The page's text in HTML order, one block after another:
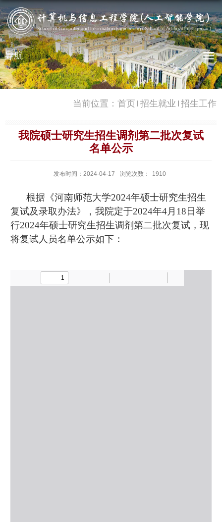
导航
当前位置： 首页 招生就业 招生工作
我院硕士研究生招生调剂第二批次复试
名单公示
发布时间：2024-04-17 浏览次数： 1910
根据《河南师范大学2024年硕士研究生招生
复试及录取办法》，我院定于2024年4月 18 日举
行2024年硕士研究生招生调剂第二批次复试，现
将复试人员名单公示如下：